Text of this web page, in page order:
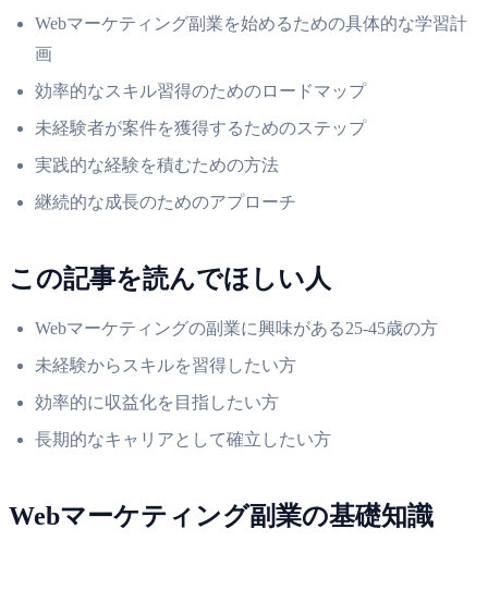
Webマーケティング副業を始めるための具体的な学習計
画
効率的なスキル習得のためのロードマップ
未経験者が案件を獲得するためのステップ
実践的な経験を積むための方法
継続的な成長のためのアプローチ
この記事を読んでほしい人
Webマーケティングの副業に興味がある25-45歳の方
未経験からスキルを習得したい方
効率的に収益化を目指したい方
長期的なキャリアとして確立したい方
Webマーケティング副業の基礎知識